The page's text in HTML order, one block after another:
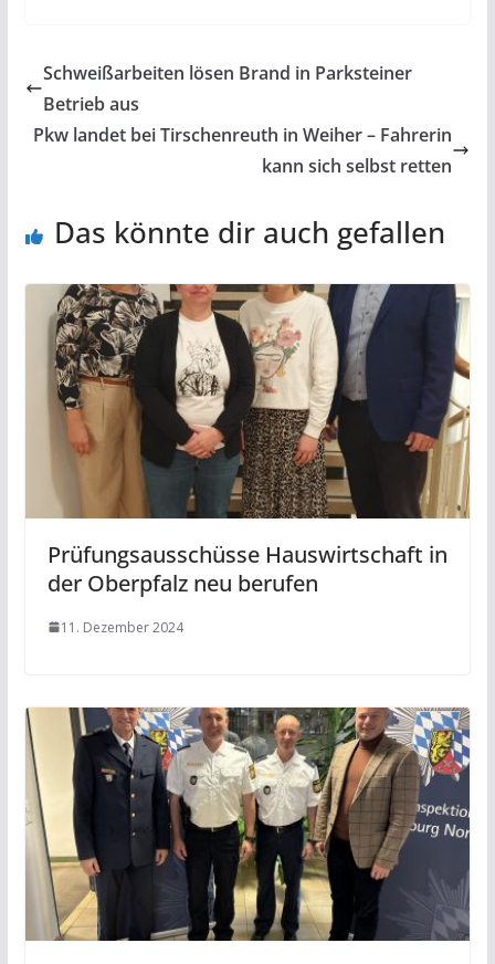
Schweißarbeiten lösen Brand in Parksteiner
Betrieb aus
Pkw landet bei Tirschenreuth in Weiher – Fahrerin
kann sich selbst retten
Das könnte dir auch gefallen
Prüfungsausschüsse Hauswirtschaft in
der Oberpfalz neu berufen
11. Dezember 2024